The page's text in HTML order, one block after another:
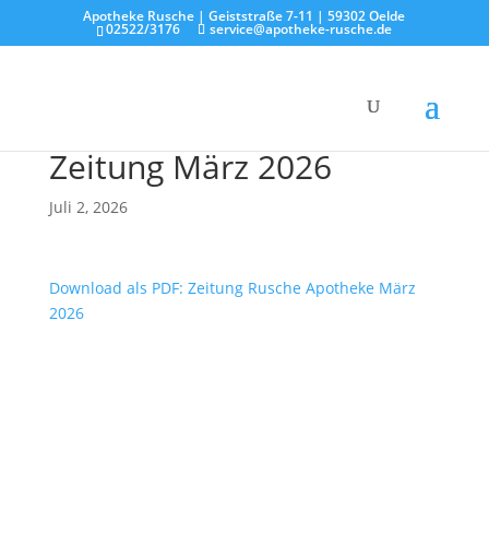
Apotheke Rusche | Geiststraße 7-11 | 59302 Oelde
02522/3176 service@apotheke-rusche.de
Zeitung März 2026
Juli 2, 2026
Download als PDF: Zeitung Rusche Apotheke März
2026